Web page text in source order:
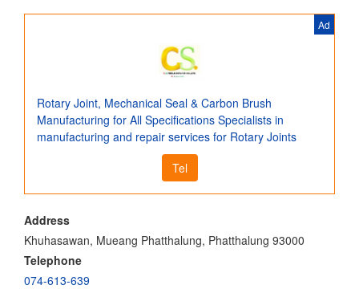
Ad
Rotary Joint, Mechanical Seal & Carbon Brush
Manufacturing for All Specifications Specialists in
manufacturing and repair services for Rotary Joints
Tel
Address
Khuhasawan, Mueang Phatthalung, Phatthalung 93000
Telephone
074-613-639